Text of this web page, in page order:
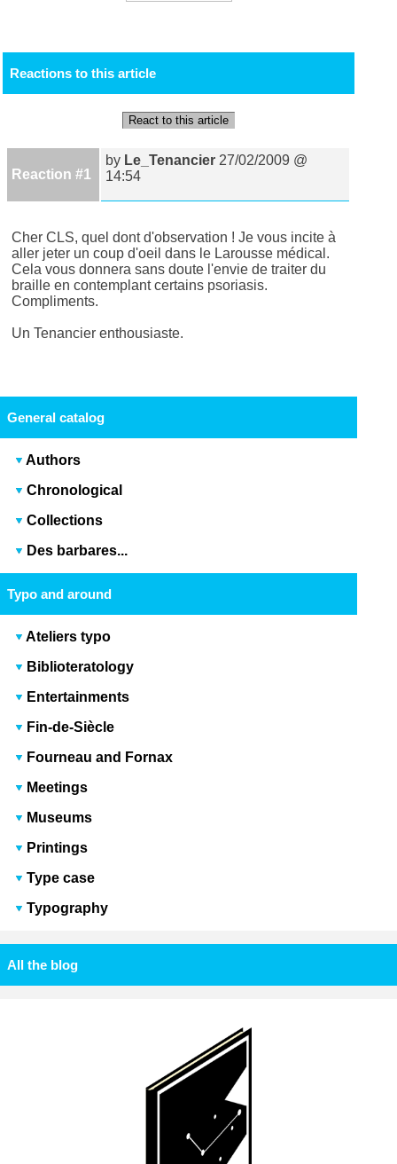
Reactions to this article
React to this article
Reaction #1
by Le_Tenancier 27/02/2009 @
14:54
Cher CLS, quel dont d'observation ! Je vous incite à
aller jeter un coup d'oeil dans le Larousse médical.
Cela vous donnera sans doute l'envie de traiter du
braille en contemplant certains psoriasis.
Compliments.
Un Tenancier enthousiaste.
General catalog
Authors
Chronological
Collections
Des barbares...
Typo and around
Ateliers typo
Biblioteratology
Entertainments
Fin-de-Siècle
Fourneau and Fornax
Meetings
Museums
Printings
Type case
Typography
All the blog